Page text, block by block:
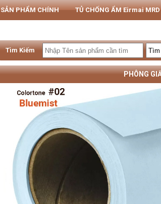
SẢN PHẨM CHÍNH TỦ CHỐNG ẨM Eirmai MRD
Tìm Kiếm
PHÔNG